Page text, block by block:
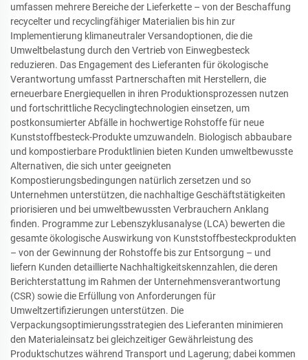
umfassen mehrere Bereiche der Lieferkette – von der Beschaffung
recycelter und recyclingfähiger Materialien bis hin zur
Implementierung klimaneutraler Versandoptionen, die die
Umweltbelastung durch den Vertrieb von Einwegbesteck
reduzieren. Das Engagement des Lieferanten für ökologische
Verantwortung umfasst Partnerschaften mit Herstellern, die
erneuerbare Energiequellen in ihren Produktionsprozessen nutzen
und fortschrittliche Recyclingtechnologien einsetzen, um
postkonsumierter Abfälle in hochwertige Rohstoffe für neue
Kunststoffbesteck-Produkte umzuwandeln. Biologisch abbaubare
und kompostierbare Produktlinien bieten Kunden umweltbewusste
Alternativen, die sich unter geeigneten
Kompostierungsbedingungen natürlich zersetzen und so
Unternehmen unterstützen, die nachhaltige Geschäftstätigkeiten
priorisieren und bei umweltbewussten Verbrauchern Anklang
finden. Programme zur Lebenszyklusanalyse (LCA) bewerten die
gesamte ökologische Auswirkung von Kunststoffbesteckprodukten
– von der Gewinnung der Rohstoffe bis zur Entsorgung – und
liefern Kunden detaillierte Nachhaltigkeitskennzahlen, die deren
Berichterstattung im Rahmen der Unternehmensverantwortung
(CSR) sowie die Erfüllung von Anforderungen für
Umweltzertifizierungen unterstützen. Die
Verpackungsoptimierungsstrategien des Lieferanten minimieren
den Materialeinsatz bei gleichzeitiger Gewährleistung des
Produktschutzes während Transport und Lagerung; dabei kommen